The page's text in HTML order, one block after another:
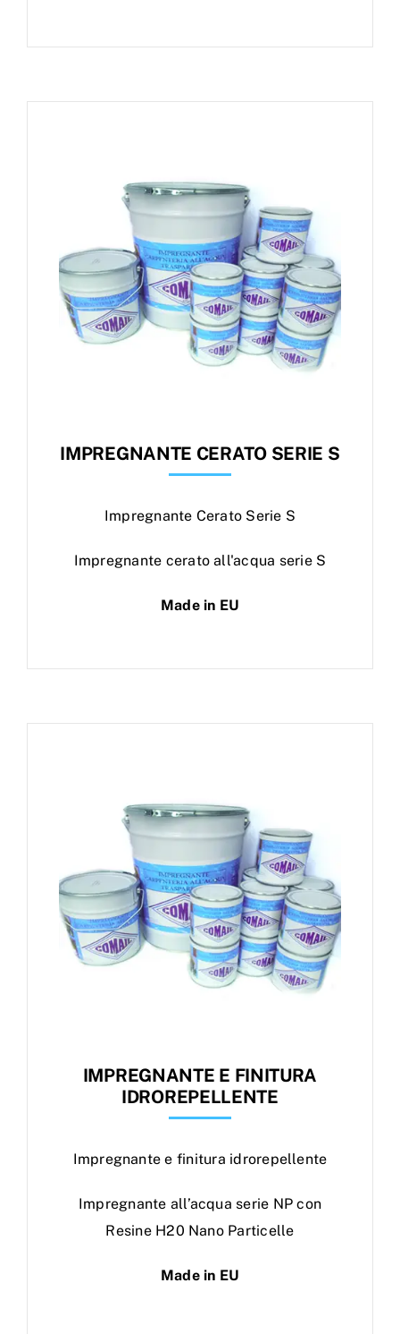
IMPREGNANTE CERATO SERIE S
Impregnante Cerato Serie S
Impregnante cerato all'acqua serie S
Made in EU
IMPREGNANTE E FINITURA
IDROREPELLENTE
Impregnante e finitura idrorepellente
Impregnante all’acqua serie NP con
Resine H20 Nano Particelle
Made in EU